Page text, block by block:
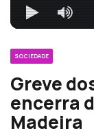
SOCIEDADE
Greve
encerra
Madeira